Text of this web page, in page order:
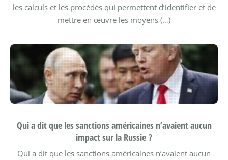
les calculs et les procédés qui permettent d’identifier et de
mettre en œuvre les moyens (…)
Qui a dit que les sanctions américaines n’avaient aucun
impact sur la Russie ?
Qui a dit que les sanctions américaines n’avaient aucun